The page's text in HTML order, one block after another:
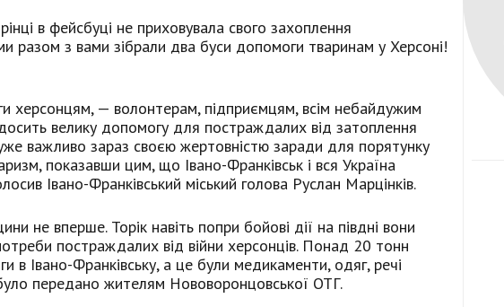
в фейсбуці не приховувала свого захоплення
разом з вами зібрали два буси допомоги тваринам у Херсоні!
херсонцям, — волонтерам, підприємцям, всім небайдужим
велику допомогу для постраждалих від затоплення
важливо зараз своєю жертовністю заради для порятунку
показавши цим, що Івано-Франківськ і вся Україна
Івано-Франківський міський голова Руслан Марцінків.
не вперше. Торік навіть попри бойові дії на півдні вони
постраждалих від війни херсонців. Понад 20 тонн
Івано-Франківську, а це були медикаменти, одяг, речі
передано жителям Нововоронцовської ОТГ.